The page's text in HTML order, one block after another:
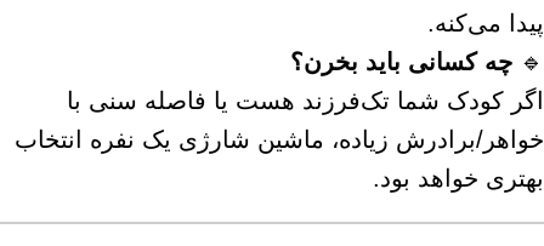
پیدا می‌کنه.
🔹 چه کسانی باید بخرن؟
اگر کودک شما تک‌فرزند هست یا فاصله سنی با
خواهر/برادرش زیاده، ماشین شارژی یک نفره انتخاب
بهتری خواهد بود.